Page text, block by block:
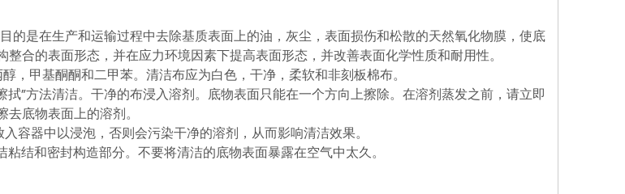
目的是在生产和运输过程中去除基质表面上的油，灰尘，表面损伤和松散的天然氧化物膜，使底
整合的表面形态，并在应力环境因素下提高表面形态，并改善表面化学性质和耐用性。
醇，甲基酮酮和二甲苯。清洁布应为白色，干净，柔软和非刻板棉布。
拭”方法清洁。干净的布浸入溶剂。底物表面只能在一个方向上擦除。在溶剂蒸发之前，请立即
底物表面上的溶剂。
入容器中以浸泡，否则会污染干净的溶剂，从而影响清洁效果。
粘结和密封构造部分。不要将清洁的底物表面暴露在空气中太久。